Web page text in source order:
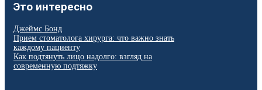
Это интересно
Джеймс Бонд
Прием стоматолога хирурга: что важно знать
каждому пациенту
Как подтянуть лицо надолго: взгляд на
современную подтяжку